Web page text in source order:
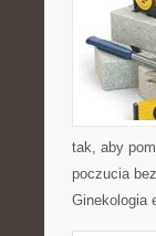
tak, aby
poczucia
Ginekologia